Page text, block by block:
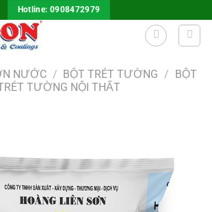
Hotline: 0908472979
NƯỚC / BỘT TRÉT TƯỜNG / BỘT
TƯỜNG NỘI THẤT